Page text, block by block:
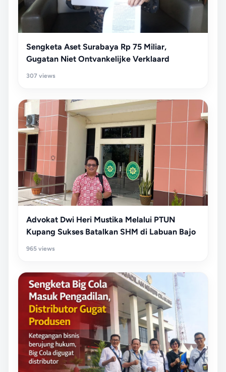
Sengketa Aset Surabaya Rp 75 Miliar,
Gugatan Niet Ontvankelijke Verklaard
307 views
Advokat Dwi Heri Mustika Melalui PTUN
Kupang Sukses Batalkan SHM di Labuan Bajo
965 views